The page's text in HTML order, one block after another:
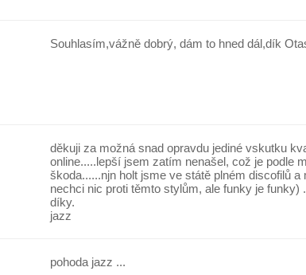
Souhlasím,vážně dobrý, dám to hned dál,dík
děkuji za možná snad opravdu jediné vskutku
online.....lepší jsem zatím nenašel, což je podle
škoda......njn holt jsme ve státě plném discofilů a
nechci nic proti těmto stylům, ale funky je funky)
díky.
jazz
pohoda jazz ...